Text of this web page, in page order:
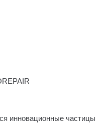
инновационные частицы